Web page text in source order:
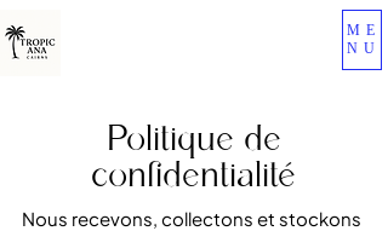
ME
NU
Politique de
confidentialité
Nous recevons, collectons et stockons